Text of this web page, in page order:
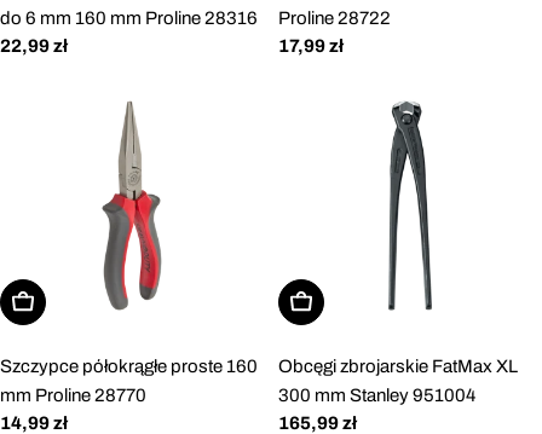
do 6 mm 160 mm Proline 28316
Cena
22,99 zł
Proline 28722
Cena
17,99 zł
Dodaj do koszyka
Szczypce półokrągłe proste 160
mm Proline 28770
Cena
14,99 zł
Dodaj do koszyka
Obcęgi zbrojarskie FatMax XL
300 mm Stanley 951004
Cena
165,99 zł